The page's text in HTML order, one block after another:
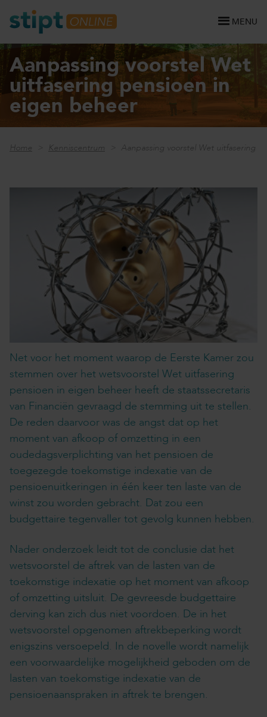
MENU
Aanpassing voorstel Wet
uitfasering pensioen in
eigen beheer
Home Kenniscentrum Aanpassing voorstel Wet uitfasering
Net voor het moment waarop de Eerste Kamer zou
stemmen over het wetsvoorstel Wet uitfasering
pensioen in eigen beheer heeft de staatssecretaris
van Financiën gevraagd de stemming uit te stellen.
De reden daarvoor was de angst dat op het
moment van afkoop of omzetting in een
oudedagsverplichting van het pensioen de
toegezegde toekomstige indexatie van de
pensioenuitkeringen in één keer ten laste van de
winst zou worden gebracht. Dat zou een
budgettaire tegenvaller tot gevolg kunnen hebben.
Nader onderzoek leidt tot de conclusie dat het
wetsvoorstel de aftrek van de lasten van de
toekomstige indexatie op het moment van afkoop
of omzetting uitsluit. De gevreesde budgettaire
derving kan zich dus niet voordoen. De in het
wetsvoorstel opgenomen aftrekbeperking wordt
enigszins versoepeld. In de novelle wordt namelijk
een voorwaardelijke mogelijkheid geboden om de
lasten van toekomstige indexatie van de
pensioenaanspraken in aftrek te brengen.